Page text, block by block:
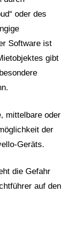
oder des
Software ist
gibt
mittelbare oder
der
Geräts.
die Gefahr
auf den